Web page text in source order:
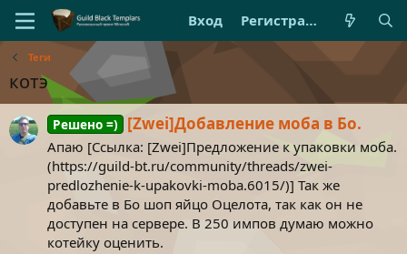
Вход Регистрация
Теги
котэ
Решено =) [Zwei]Добавление моба в Бо.
Апаю [Ссылка: [Zwei]Предложение к упаковки моба.
(https://guild-bt.ru/community/threads/zwei-
predlozhenie-k-upakovki-moba.6015/)] Так же
добавьте в Бо шоп яйцо Оцелота, так как он не
доступен на сервере. В 250 импов думаю можно
котейку оценить.